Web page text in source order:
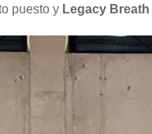
puesto y Legacy Breath